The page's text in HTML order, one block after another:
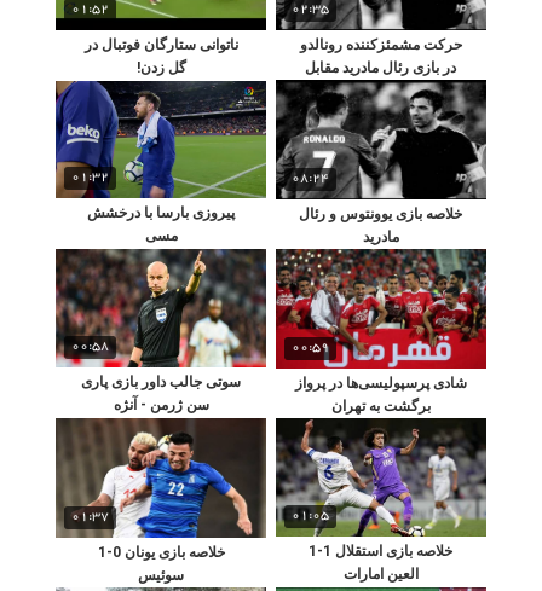
02:35
حرکت مشمئزکننده رونالدو
در بازی رئال مادرید مقابل
یونتوس
01:52
ناتوانی ستارگان فوتبال در
گل زدن!
08:24
خلاصه بازی یوونتوس و رئال
مادرید
01:32
پیروزی بارسا با درخشش
مسی
00:59
شادی پرسپولیسی‌ها در پرواز
برگشت به تهران
00:58
سوتی جالب داور بازی پاری
سن ژرمن - آنژه
01:05
خلاصه بازی استقلال 1-1
العین امارات
01:37
خلاصه بازی یونان 0-1
سوئیس